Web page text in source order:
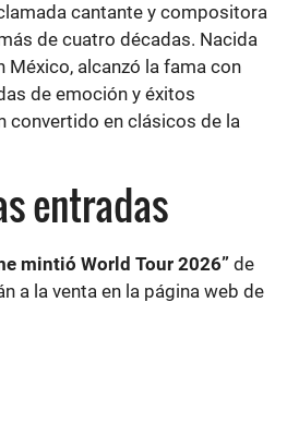
cantante y compositora
de cuatro décadas. Nacida
México, alcanzó la fama con
de emoción y éxitos
convertido en clásicos de la
entradas
mintió World Tour 2026” de
a la venta en la página web de